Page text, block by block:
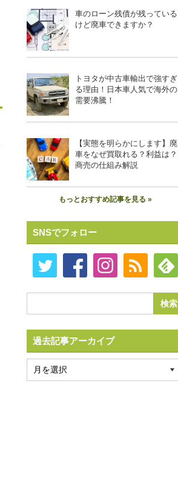
車のローン残債が残っている
けど廃車できますか？
トヨタが中古車輸出で強すぎ
る理由！日本車人気で海外の
需要沸騰！
【実態を明らかにします】廃
車をなぜ買取れる？利益は？
商売の仕組み解説
もっとおすすめ記事を見る »
SNSでフォロー
過去記事アーカイブ